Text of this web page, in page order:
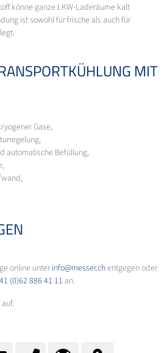
könne ganze LKW-Laderäume kalt
ist sowohl für frische als auch für
MIT
Gase,
automatische Befüllung,
online unterinfo@messer.chentgegen oder
(0)62 886 41 11an.